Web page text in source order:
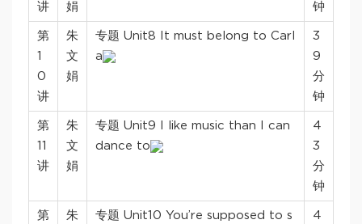
讲
娟
钟
第
1
0
讲
朱
文
娟
专题 Unit8 It must belong to Carl
a
3
9
分
钟
第
11
讲
朱
文
娟
专题 Unit9 I like music than I can
dance to
4
3
分
钟
第
朱
专题 Unit10 You’re supposed to s
4